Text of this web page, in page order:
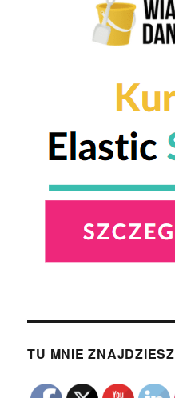
TU MNIE ZNAJDZIESZ